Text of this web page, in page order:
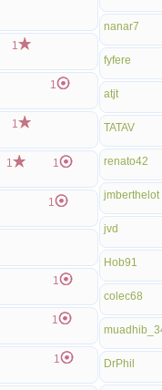
1
1
1
1 1
1
1
1
1
nanar7
fyfere
atjt
TATAV
renato42
jmberthelot
jvd
Hob91
colec68
DrPhil